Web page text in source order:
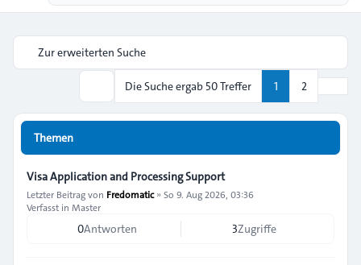
Zur erweiterten Suche
Die Suche ergab 50 Treffer 1 2
Themen
Visa Application and Processing Support
Letzter Beitrag von Fredomatic» So 9. Aug 2026, 03:36
Verfasst in Master
0Antworten 3Zugriffe